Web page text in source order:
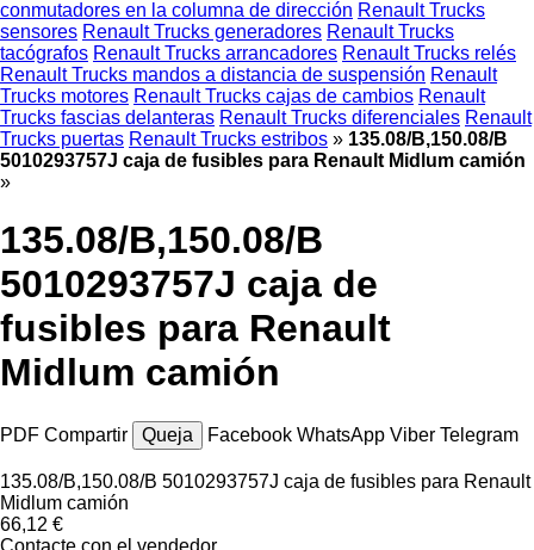
conmutadores en la columna de dirección Renault Trucks
sensores Renault Trucks generadores Renault Trucks
tacógrafos Renault Trucks arrancadores Renault Trucks relés
Renault Trucks mandos a distancia de suspensión Renault
Trucks motores Renault Trucks cajas de cambios Renault
Trucks fascias delanteras Renault Trucks diferenciales Renault
Trucks puertas Renault Trucks estribos » 135.08/B,150.08/B
5010293757J caja de fusibles para Renault Midlum camión
»
135.08/B,150.08/B
5010293757J caja de
fusibles para Renault
Midlum camión
PDF Compartir Queja Facebook WhatsApp Viber Telegram
135.08/B,150.08/B 5010293757J caja de fusibles para Renault
Midlum camión
66,12 €
Contacte con el vendedor